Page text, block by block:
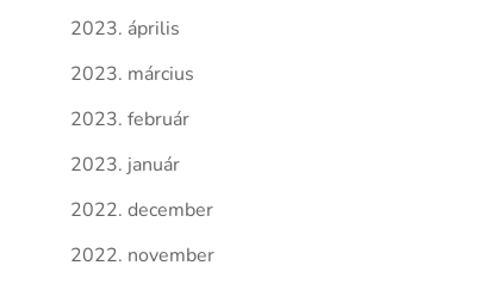
2023. április
2023. március
2023. február
2023. január
2022. december
2022. november